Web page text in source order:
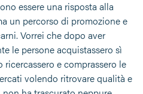
essere una risposta alla
un percorso di promozione e
Vorrei che dopo aver
le persone acquistassero sì
e comprassero le
volendo ritrovare qualità e